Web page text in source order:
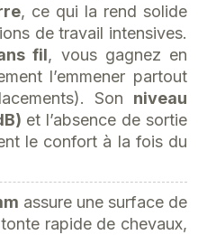
, ce qui la rend solide
de travail intensives.
fil, vous gagnez en
l’emmener partout
Son niveau
et l’absence de sortie
le confort à la fois du
assure une surface de
rapide de chevaux,